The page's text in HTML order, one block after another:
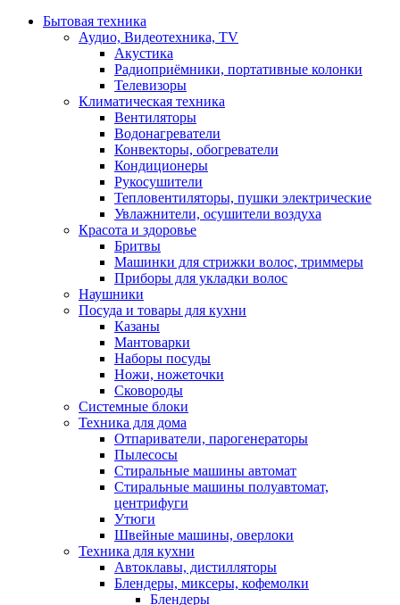
Бытовая техника
Аудио, Видеотехника, TV
Акустика
Радиоприёмники, портативные колонки
Телевизоры
Климатическая техника
Вентиляторы
Водонагреватели
Конвекторы, обогреватели
Кондиционеры
Рукосушители
Тепловентиляторы, пушки электрические
Увлажнители, осушители воздуха
Красота и здоровье
Бритвы
Машинки для стрижки волос, триммеры
Приборы для укладки волос
Наушники
Посуда и товары для кухни
Казаны
Мантоварки
Наборы посуды
Ножи, ножеточки
Сковороды
Системные блоки
Техника для дома
Отпариватели, парогенераторы
Пылесосы
Стиральные машины автомат
Стиральные машины полуавтомат,
центрифуги
Утюги
Швейные машины, оверлоки
Техника для кухни
Автоклавы, дистилляторы
Блендеры, миксеры, кофемолки
Блендеры